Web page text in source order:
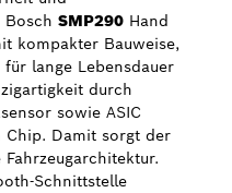
Bosch SMP290 Hand
kompakter Bauweise,
lange Lebensdauer
durch
sowie ASIC
Chip. Damit sorgt der
Schnittstelle